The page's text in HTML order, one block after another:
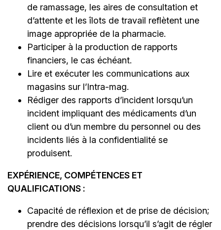
de ramassage, les aires de consultation et
d’attente et les îlots de travail reflètent une
image appropriée de la pharmacie.
Participer à la production de rapports
financiers, le cas échéant.
Lire et exécuter les communications aux
magasins sur l’Intra-mag.
Rédiger des rapports d’incident lorsqu’un
incident impliquant des médicaments d’un
client ou d’un membre du personnel ou des
incidents liés à la confidentialité se
produisent.
EXPÉRIENCE, COMPÉTENCES ET
QUALIFICATIONS :
Capacité de réflexion et de prise de décision;
prendre des décisions lorsqu’il s’agit de régler